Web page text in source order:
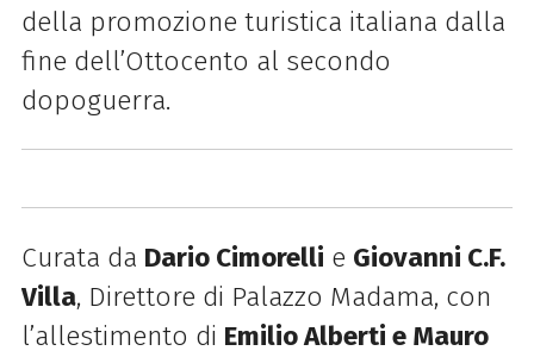
della promozione turistica italiana dalla
fine dell’Ottocento al secondo
dopoguerra.
Curata da Dario Cimorelli e Giovanni C.F.
Villa, Direttore di Palazzo Madama, con
l’allestimento di Emilio Alberti e Mauro